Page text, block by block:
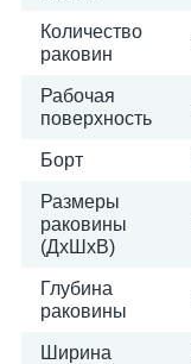
Количество
раковин
Рабочая
поверхность
Борт
Размеры
раковины
(ДхШхВ)
Глубина
раковины
Ширина